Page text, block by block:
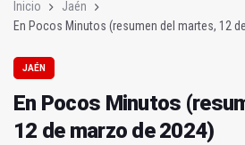
Inicio
Jaén
En Pocos Minutos (resumen del martes, 12
JAÉN
En Pocos Minutos
12 de marzo de 2024)